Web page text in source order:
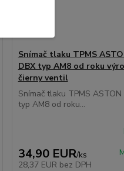
Snímač tlaku TPMS
DBX typ AM8 od roku
čierny ventil
Snímač tlaku TPMS ASTON
typ AM8 od roku...
34,90 EUR/ks
28,37 EUR bez DPH